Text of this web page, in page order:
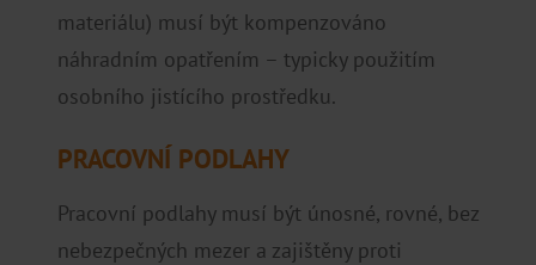
materiálu) musí být kompenzováno
náhradním opatřením – typicky použitím
osobního jistícího prostředku.
PRACOVNÍ PODLAHY
Pracovní podlahy musí být únosné, rovné, bez
nebezpečných mezer a zajištěny proti